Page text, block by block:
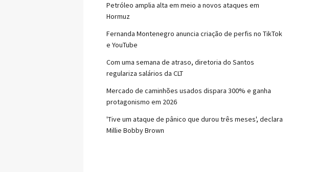
Petróleo amplia alta em meio a novos ataques em
Hormuz
Fernanda Montenegro anuncia criação de perfis no TikTok
e YouTube
Com uma semana de atraso, diretoria do Santos
regulariza salários da CLT
Mercado de caminhões usados dispara 300% e ganha
protagonismo em 2026
'Tive um ataque de pânico que durou três meses', declara
Millie Bobby Brown